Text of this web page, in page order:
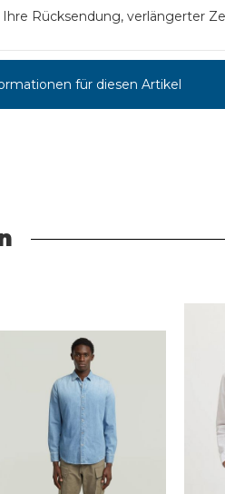
Rücksendung, verlängerter
für diesen Artikel